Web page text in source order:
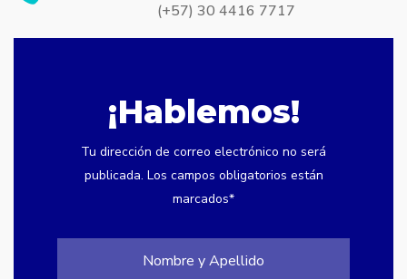
(+57) 30 4416 7717
¡Hablemos!
Tu dirección de correo electrónico no será
publicada. Los campos obligatorios están
marcados*